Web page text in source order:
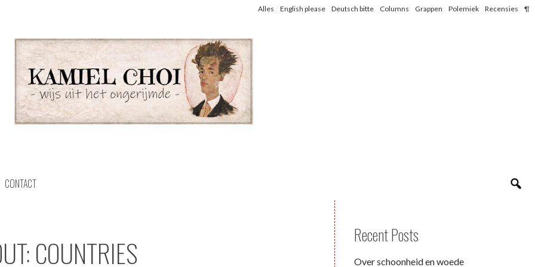
Alles English please Deutsch bitte Columns Grappen Polemiek Recensies ¶
CONTACT
COUNTRIES Recent Posts
Over schoonheid en woede